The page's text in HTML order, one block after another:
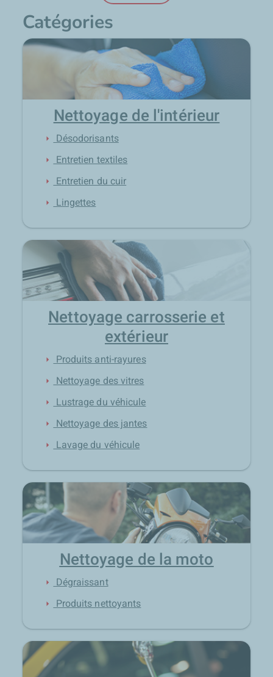
Catégories
Nettoyage de l'intérieur
arrow_right Désodorisants
arrow_right Entretien textiles
arrow_right Entretien du cuir
arrow_right Lingettes
Nettoyage carrosserie et
extérieur
arrow_right Produits anti-rayures
arrow_right Nettoyage des vitres
arrow_right Lustrage du véhicule
arrow_right Nettoyage des jantes
arrow_right Lavage du véhicule
Nettoyage de la moto
arrow_right Dégraissant
arrow_right Produits nettoyants